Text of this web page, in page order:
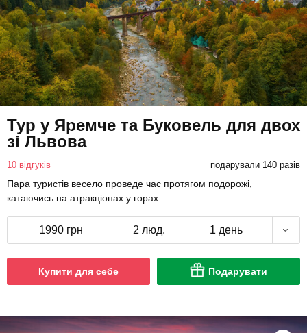
Тур у Яремче та Буковель для двох
зі Львова
10 відгуків подарували 140 разів
Пара туристів весело проведе час протягом подорожі,
катаючись на атракціонах у горах.
1990 грн 2 люд. 1 день
Купити для себе Подарувати